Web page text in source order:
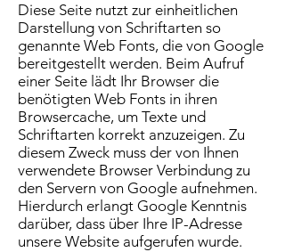
Diese Seite nutzt zur einheitlichen
Darstellung von Schriftarten so
genannte Web Fonts, die von Google
bereitgestellt werden. Beim Aufruf
einer Seite lädt Ihr Browser die
benötigten Web Fonts in ihren
Browsercache, um Texte und
Schriftarten korrekt anzuzeigen. Zu
diesem Zweck muss der von Ihnen
verwendete Browser Verbindung zu
den Servern von Google aufnehmen.
Hierdurch erlangt Google Kenntnis
darüber, dass über Ihre IP-Adresse
unsere Website aufgerufen wurde.